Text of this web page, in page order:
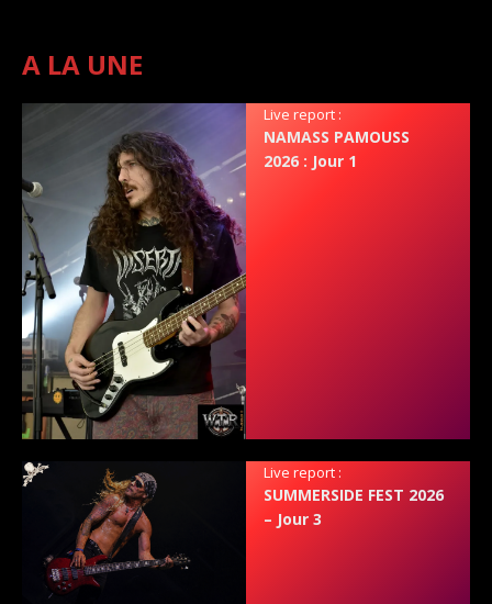
A LA UNE
Live report :
NAMASS PAMOUSS
2026 : Jour 1
Live report :
SUMMERSIDE FEST 2026
– Jour 3